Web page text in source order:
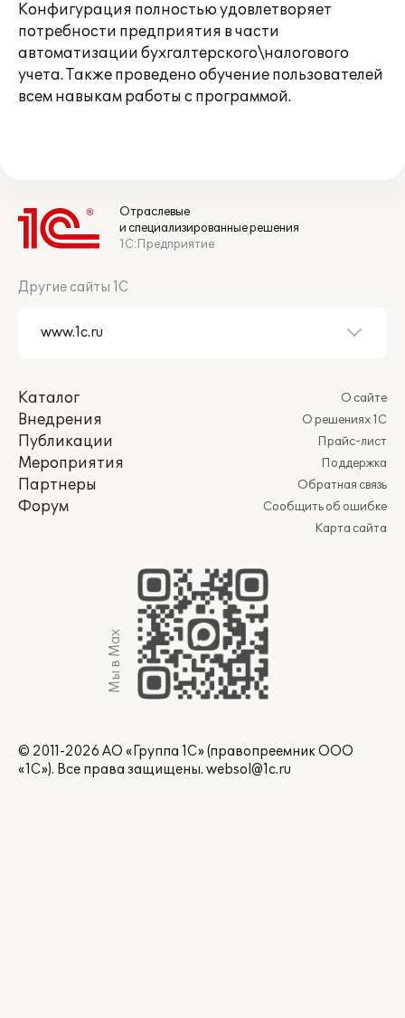
Конфигурация полностью удовлетворяет
потребности предприятия в части
автоматизации бухгалтерского\налогового
учета. Также проведено обучение пользователей
всем навыкам работы с программой.
Отраслевые
и специализированные решения
1С:Предприятие
Другие сайты 1С
Каталог
Внедрения
Публикации
Мероприятия
Партнеры
Форум
О сайте
О решениях 1С
Прайс-лист
Поддержка
Обратная связь
Сообщить об ошибке
Карта сайта
Мы в Max
© 2011-2026 АО «Группа 1С» (правопреемник ООО
«1С»). Все права защищены. websol@1c.ru